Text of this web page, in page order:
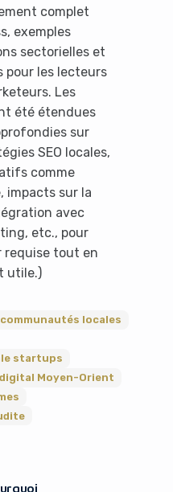
complet
exemples
sectorielles et
pour les lecteurs
Les
été étendues
sur
SEO locales,
comme
impacts sur la
avec
etc., pour
requise tout en
utile.)
communautés locales
startups
Moyen-Orient